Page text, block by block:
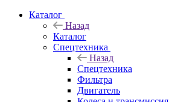
Каталог
Назад
Каталог
Спецтехника
Назад
Спецтехника
Фильтра
Двигатель